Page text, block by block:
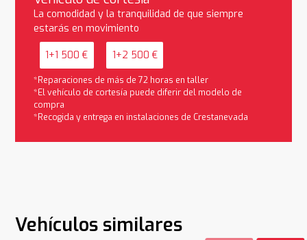
La comodidad y la tranquilidad de que siempre
estarás en movimiento
1+1 500 € 1+2 500 €
*Reparaciones de más de 72 horas en taller
*El vehículo de cortesía puede diferir del modelo de
compra
*Recogida y entrega en instalaciones de Crestanevada
Vehículos similares